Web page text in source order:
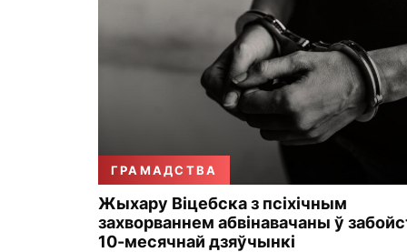
ГРАМАДСТВА
Жыхару Віцебска з псіхічным
захворваннем абвінавачаны ў
10-месячнай дзяўчынкі